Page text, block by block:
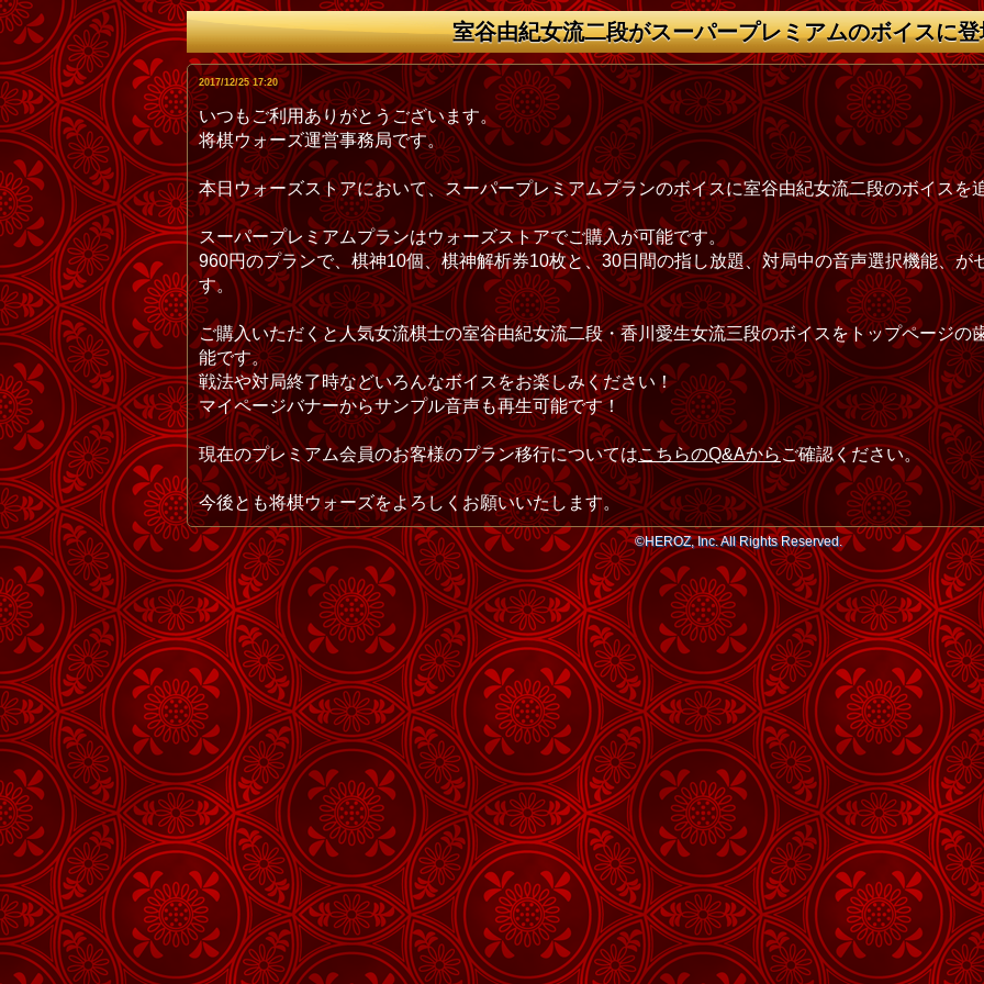
室谷由紀女流二段がスーパープレミアムのボイスに
2017/12/25 17:20
いつもご利用ありがとうございます。
将棋ウォーズ運営事務局です。
本日ウォーズストアにおいて、スーパープレミアムプランのボイスに室谷由紀女流二段のボイスを
スーパープレミアムプランはウォーズストアでご購入が可能です。
960円のプランで、棋神10個、棋神解析券10枚と、30日間の指し放題、対局中の音声選択機能、が
す。
ご購入いただくと人気女流棋士の室谷由紀女流二段・香川愛生女流三段のボイスをトップページの
能です。
戦法や対局終了時などいろんなボイスをお楽しみください！
マイページバナーからサンプル音声も再生可能です！
現在のプレミアム会員のお客様のプラン移行についてはこちらのQ&Aからご確認ください。
今後とも将棋ウォーズをよろしくお願いいたします。
©HEROZ, Inc. All Rights Reserved.